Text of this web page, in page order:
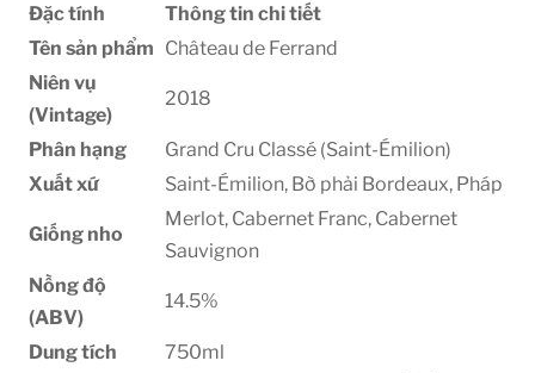
Đặc tính
Thông tin chi tiết
Tên sản phẩm Château de Ferrand
Niên vụ
(Vintage)
2018
Phân hạng
Grand Cru Classé (Saint-Émilion)
Xuất xứ
Saint-Émilion, Bờ phải Bordeaux, Pháp
Giống nho
Merlot, Cabernet Franc, Cabernet
Sauvignon
Nồng độ
(ABV)
14.5%
Dung tích
750ml